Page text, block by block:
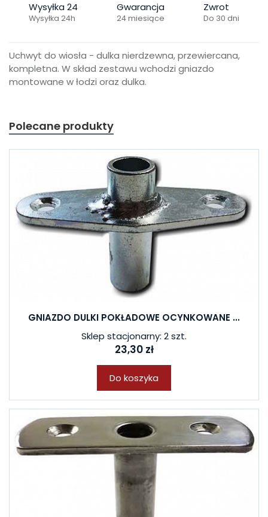
Wysyłka 24
Wysyłka 24h
Gwarancja
24 miesiące
Zwrot
Do 30 dni
Uchwyt do wiosła - dulka nierdzewna, przewiercana,
kompletna. W skład zestawu wchodzi gniazdo
montowane w łodzi oraz dulka.
Polecane produkty
GNIAZDO DULKI POKŁADOWE OCYNKOWANE ...
Sklep stacjonarny: 2 szt.
23,30 zł
Do koszyka